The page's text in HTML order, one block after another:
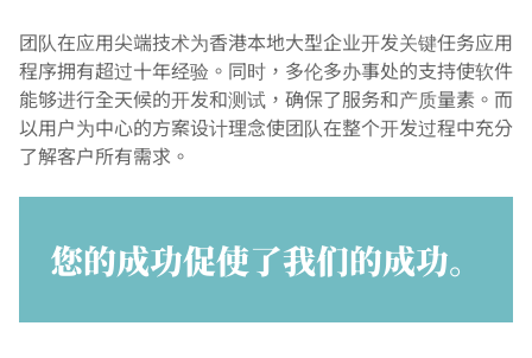
团队在应用尖端技术为香港本地大型企业开发关键任务应用
程序拥有超过十年经验。同时，多伦多办事处的支持使软件
能够进行全天候的开发和测试，确保了服务和产质量素。而
以用户为中心的方案设计理念使团队在整个开发过程中充分
了解客户所有需求。
您的成功促使了我们的成功。